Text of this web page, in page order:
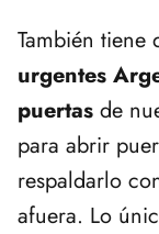
También
urgentes
puertas de
para abrir
respaldarlo
afuera. Lo